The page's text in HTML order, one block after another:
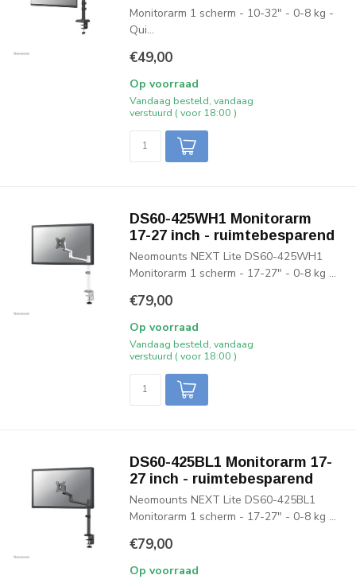
Monitorarm 1 scherm - 10-32" - 0-8 kg -
Qui...
€49,00
Op voorraad
Vandaag besteld, vandaag
verstuurd ( voor 18:00 )
DS60-425WH1 Monitorarm
17-27 inch - ruimtebesparend
Neomounts NEXT Lite DS60-425WH1
Monitorarm 1 scherm - 17-27" - 0-8 kg ...
€79,00
Op voorraad
Vandaag besteld, vandaag
verstuurd ( voor 18:00 )
DS60-425BL1 Monitorarm 17-
27 inch - ruimtebesparend
Neomounts NEXT Lite DS60-425BL1
Monitorarm 1 scherm - 17-27" - 0-8 kg ...
€79,00
Op voorraad